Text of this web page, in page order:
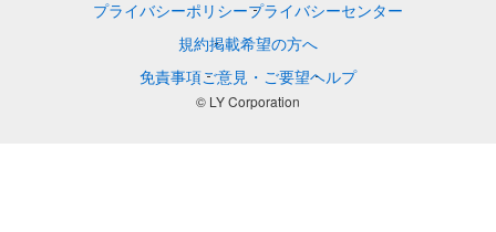
プライバシーポリシープライバシーセンター
規約掲載希望の方へ
免責事項ご意見・ご要望ヘルプ
© LY Corporation